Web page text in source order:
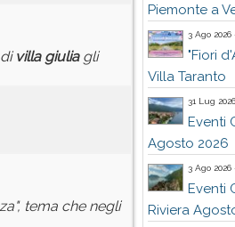
villa giuliagli
tema che negli
Piemonte a
3 Ago 2026
"Fiori
Villa Taranto
31 Lug
Eventi
Agosto 2026
3 Ago 2026
Eventi
Riviera